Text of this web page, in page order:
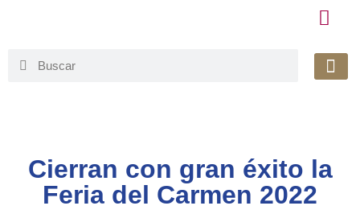
Cierran con gran éxito la
Feria del Carmen 2022